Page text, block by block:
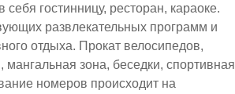
себя гостинницу, ресторан, караоке.
развлекательных программ и
отдыха. Прокат велосипедов,
мангальная зона, беседки, спортивная
номеров происходит на